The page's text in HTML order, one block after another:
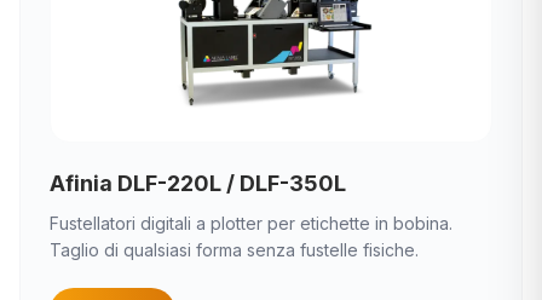
Afinia DLF-220L / DLF-350L
Fustellatori digitali a plotter per etichette in bobina.
Taglio di qualsiasi forma senza fustelle fisiche.